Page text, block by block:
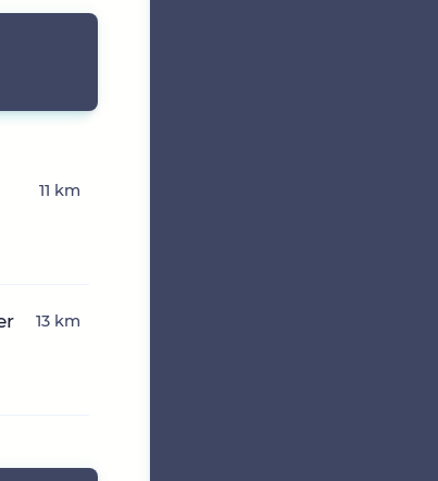
11 km
13 km